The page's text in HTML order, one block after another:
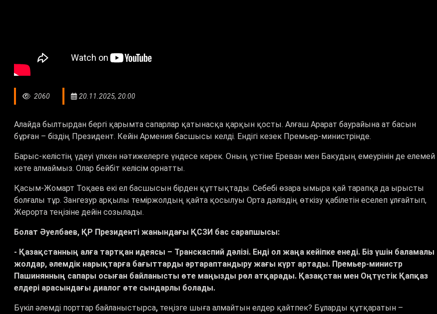
2060 20.11.2025, 20:00
Алайда былтырдан бергі қарымта сапарлар қатынасқа қарқын қосты. Алғаш Арарат баурайына ат басын
бұрған – біздің Президент. Кейін Армения басшысы келді. Ендігі кезек Премьер-министрінде.
Барыс-келістің үдеуі үлкен нәтижелерге үндесе керек. Оның үстіне Ереван мен Бакудың емеурінін де елемей
кете алмаймыз. Олар бейбіт келісім орнатты.
Қасым-Жомарт Тоқаев екі ел басшысын бірден құттықтады. Себебі өзара ымыра қай тарапқа да ырысты
болғалы тұр. Зангезур арқылы теміржолдың қайта қосылуы Орта дәліздің өткізу қабілетін еселеп ұлғайтып,
Жерорта теңізіне дейін созылады.
Болат Әуелбаев, ҚР Президенті жанындағы ҚСЗИ бас сарапшысы:
- Қазақстанның алға тартқан идеясы – Транскаспий дәлізі. Енді ол жаңа кейіпке енеді. Біз үшін баламалы
жолдар, әлемдік нарықтарға бағыттарды әртараптандыру жағы күрт артады. Премьер-министр
Пашинянның сапары осыған байланысты өте маңызды рөл атқарады. Қазақстан мен Оңтүстік Қапқаз
елдері арасындағы диалог өте сындарлы болады.
Бүкіл әлемді порттар байланыстырса, теңізге шыға алмайтын елдер қайтпек? Бұларды құтқаратын –